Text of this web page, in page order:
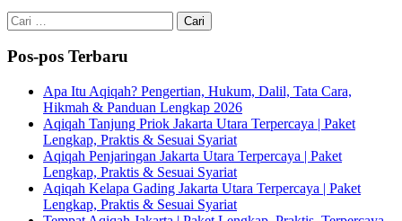
Cari
untuk:
Pos-pos Terbaru
Apa Itu Aqiqah? Pengertian, Hukum, Dalil, Tata Cara,
Hikmah & Panduan Lengkap 2026
Aqiqah Tanjung Priok Jakarta Utara Terpercaya | Paket
Lengkap, Praktis & Sesuai Syariat
Aqiqah Penjaringan Jakarta Utara Terpercaya | Paket
Lengkap, Praktis & Sesuai Syariat
Aqiqah Kelapa Gading Jakarta Utara Terpercaya | Paket
Lengkap, Praktis & Sesuai Syariat